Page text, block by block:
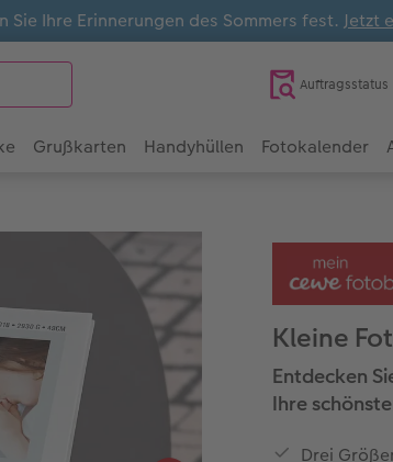
Sie Ihre Erinnerungen des Sommers fest. Jetzt
Auftragsstatus
Grußkarten Handyhüllen Fotokalender
Kleine
Entdecken
Ihre
Drei